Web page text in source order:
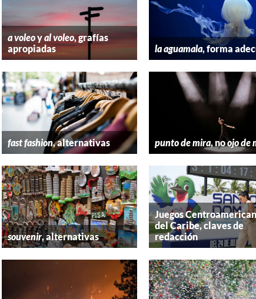
a voleoyal voleo, grafías
apropiadas
la aguamala, forma
fast fashion, alternativas punto de mira, noojo de
souvenir, alternativas
Juegos
del Caribe, claves de
redacción